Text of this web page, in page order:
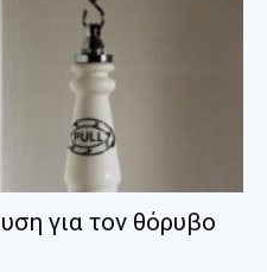
για τον θόρυβο